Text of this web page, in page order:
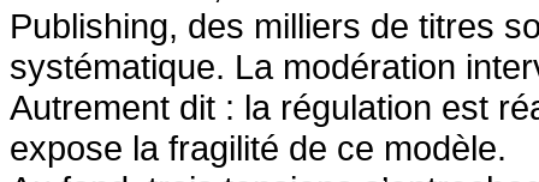
Publishing, des milliers de titres
systématique. La modération
Autrement dit : la régulation est
expose la fragilité de ce modèle.